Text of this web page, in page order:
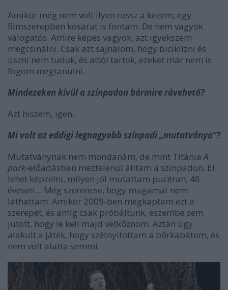
Amikor még nem volt ilyen rossz a kezem, egy
filmszerepben kosarat is fontam. De nem vagyok
válogatós. Amire képes vagyok, azt igyekszem
megcsinálni. Csak azt sajnálom, hogy biciklizni és
úszni nem tudok, és attól tartok, ezeket már nem is
fogom megtanulni.
Mindezeken kívül a színpadon bármire rávehető?
Azt hiszem, igen.
Mi volt az eddigi legnagyobb színpadi „mutatványa”?
Mutatványnak nem mondanám, de mint TitániaA
park-előadásban meztelenül álltam a színpadon. El
lehet képzelni, milyen jól mutattam pucéran, 48
évesen… Még szerencse, hogy magamat nem
láthattam. Amikor 2009-ben megkaptam ezt a
szerepet, és amíg csak próbáltunk, eszembe sem
jutott, hogy le kell majd vetkőznöm. Aztán úgy
alakult a játék, hogy szétnyitottam a bőrkabátom, és
nem volt alatta semmi.